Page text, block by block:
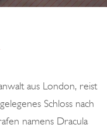
aus London, reist
Schloss nach
namens Dracula